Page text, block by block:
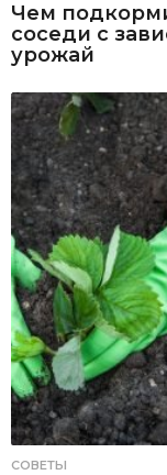
Чем
соседи с
урожай
СОВЕТЫ